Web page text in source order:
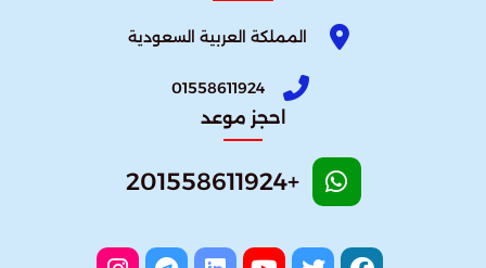
المملكة العربية السعودية
01558611924
احجز موعد
+201558611924